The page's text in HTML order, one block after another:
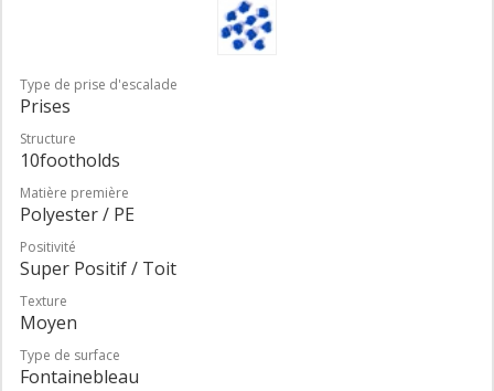
Type de prise d'escalade
Prises
Structure
10footholds
Matière première
Polyester / PE
Positivité
Super Positif / Toit
Texture
Moyen
Type de surface
Fontainebleau